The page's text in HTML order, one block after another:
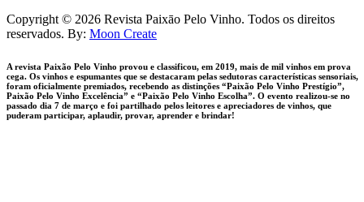
facebook-
1
instagram
Copyright © 2026 Revista Paixāo Pelo Vinho. Todos os direitos
reservados. By: Moon Create
A revista Paixão Pelo Vinho provou e classificou, em 2019, mais de mil vinhos em prova
cega. Os vinhos e espumantes que se destacaram pelas sedutoras características sensoriais,
foram oficialmente premiados, recebendo as distinções “Paixão Pelo Vinho Prestígio”,
Paixão Pelo Vinho Excelência” e “Paixão Pelo Vinho Escolha”. O evento realizou-se no
passado dia 7 de março e foi partilhado pelos leitores e apreciadores de vinhos, que
puderam participar, aplaudir, provar, aprender e brindar!